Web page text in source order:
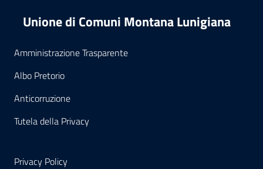
Unione di Comuni Montana Lunigiana
Amministrazione Trasparente
Albo Pretorio
Anticorruzione
Tutela della Privacy
Privacy Policy